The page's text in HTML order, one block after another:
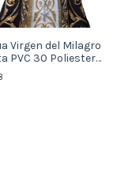
Virgen del Milagro
PVC 30 Poliester